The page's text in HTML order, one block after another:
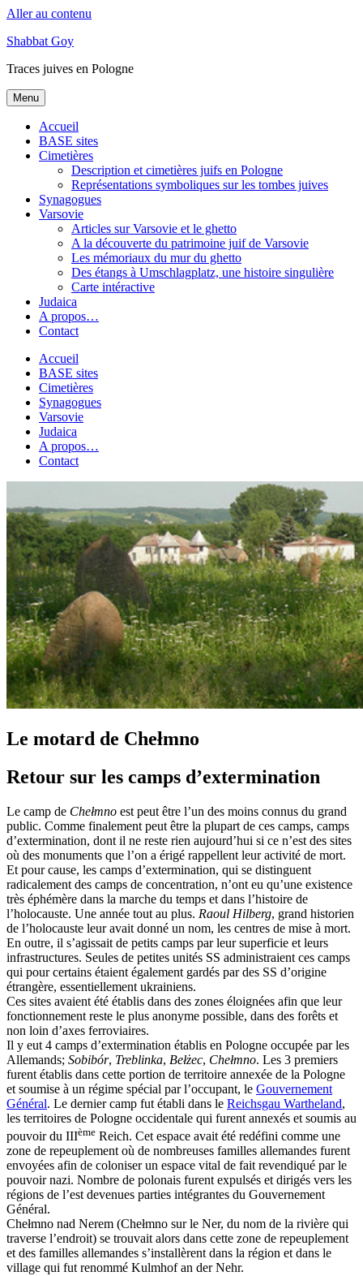
Aller au contenu
Shabbat Goy
Traces juives en Pologne
Menu
Accueil
BASE sites
Cimetières
Description et cimetières juifs en Pologne
Représentations symboliques sur les tombes juives
Synagogues
Varsovie
Articles sur Varsovie et le ghetto
A la découverte du patrimoine juif de Varsovie
Les mémoriaux du mur du ghetto
Des étangs à Umschlagplatz, une histoire singulière
Carte intéractive
Judaica
A propos…
Contact
Accueil
BASE sites
Cimetières
Synagogues
Varsovie
Judaica
A propos…
Contact
Le motard de Chełmno
Retour sur les camps d’extermination
Le camp de Chełmno est peut être l’un des moins connus du grand
public. Comme finalement peut être la plupart de ces camps, camps
d’extermination, dont il ne reste rien aujourd’hui si ce n’est des sites
où des monuments que l’on a érigé rappellent leur activité de mort.
Et pour cause, les camps d’extermination, qui se distinguent
radicalement des camps de concentration, n’ont eu qu’une existence
très éphémère dans la marche du temps et dans l’histoire de
l’holocauste. Une année tout au plus. Raoul Hilberg, grand historien
de l’holocauste leur avait donné un nom, les centres de mise à mort.
En outre, il s’agissait de petits camps par leur superficie et leurs
infrastructures. Seules de petites unités SS administraient ces camps
qui pour certains étaient également gardés par des SS d’origine
étrangère, essentiellement ukrainiens.
Ces sites avaient été établis dans des zones éloignées afin que leur
fonctionnement reste le plus anonyme possible, dans des forêts et
non loin d’axes ferroviaires.
Il y eut 4 camps d’extermination établis en Pologne occupée par les
Allemands; Sobibór, Treblinka, Bełżec, Chełmno. Les 3 premiers
furent établis dans cette portion de territoire annexée de la Pologne
et soumise à un régime spécial par l’occupant, le Gouvernement
Général. Le dernier camp fut établi dans le Reichsgau Wartheland,
les territoires de Pologne occidentale qui furent annexés et soumis au
pouvoir du IIIème Reich. Cet espace avait été redéfini comme une
zone de repeuplement où de nombreuses familles allemandes furent
envoyées afin de coloniser un espace vital de fait revendiqué par le
pouvoir nazi. Nombre de polonais furent expulsés et dirigés vers les
régions de l’est devenues parties intégrantes du Gouvernement
Général.
Chełmno nad Nerem (Chełmno sur le Ner, du nom de la rivière qui
traverse l’endroit) se trouvait alors dans cette zone de repeuplement
et des familles allemandes s’installèrent dans la région et dans le
village qui fut renommé Kulmhof an der Nehr.